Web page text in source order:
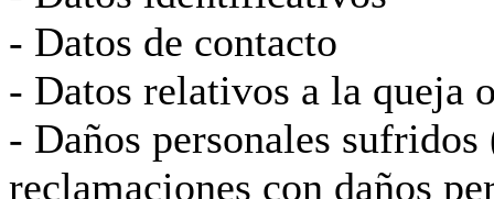
- Datos de contacto
- Datos relativos a la queja
- Daños personales sufridos
reclamaciones con daños